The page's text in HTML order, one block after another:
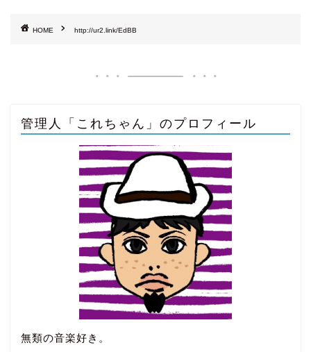
HOME http://ur2.link/EdBB
管理人「これちゃん」のプロフィール
無類の音楽好き。